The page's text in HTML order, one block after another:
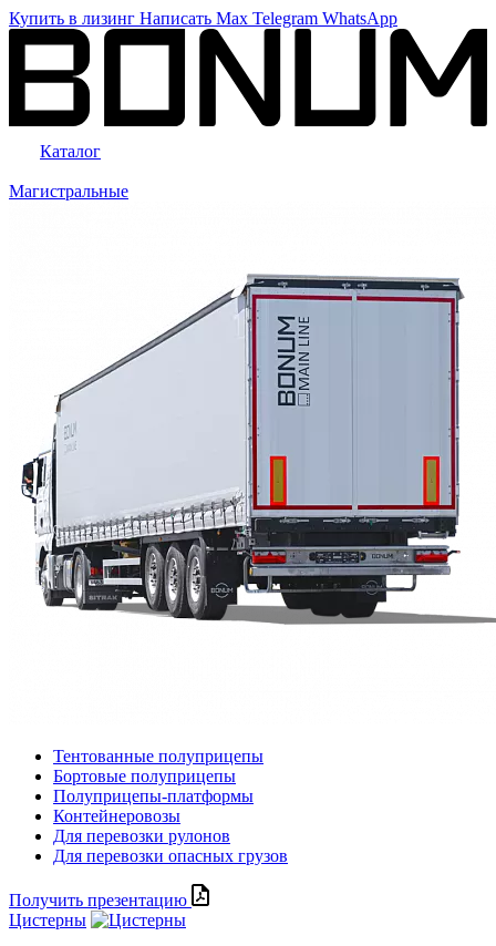
Купить в лизинг Написать Max Telegram WhatsApp
Каталог
Магистральные
Тентованные полуприцепы
Бортовые полуприцепы
Полуприцепы-платформы
Контейнеровозы
Для перевозки рулонов
Для перевозки опасных грузов
Получить презентацию
Цистерны